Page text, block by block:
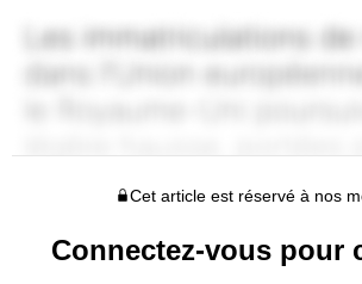
Cet article est réservé à nos
Connectez-vous pour